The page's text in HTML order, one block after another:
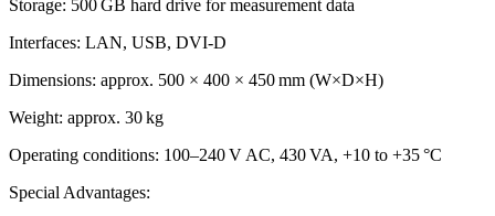
Storage: 500 GB hard drive for measurement data
Interfaces: LAN, USB, DVI-D
Dimensions: approx. 500 × 400 × 450 mm (W×D×H)
Weight: approx. 30 kg
Operating conditions: 100–240 V AC, 430 VA, +10 to +35 °C
Special Advantages: